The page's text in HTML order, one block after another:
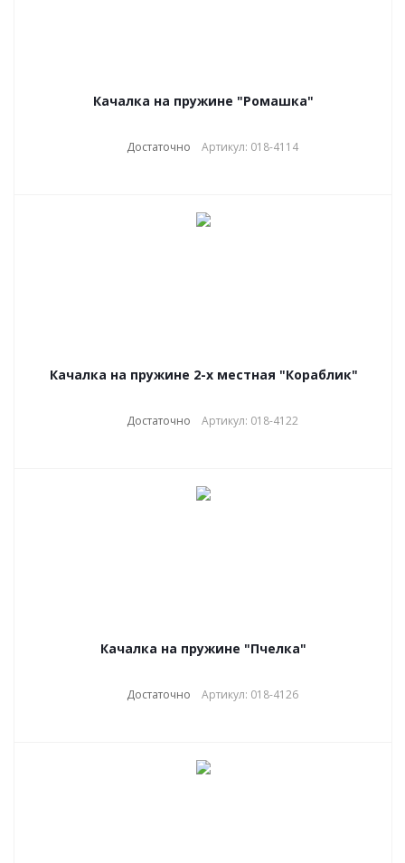
Качалка на пружине "Ромашка"
Достаточно Артикул: 018-4114
Качалка на пружине 2-х местная "Кораблик"
Достаточно Артикул: 018-4122
Качалка на пружине "Пчелка"
Достаточно Артикул: 018-4126